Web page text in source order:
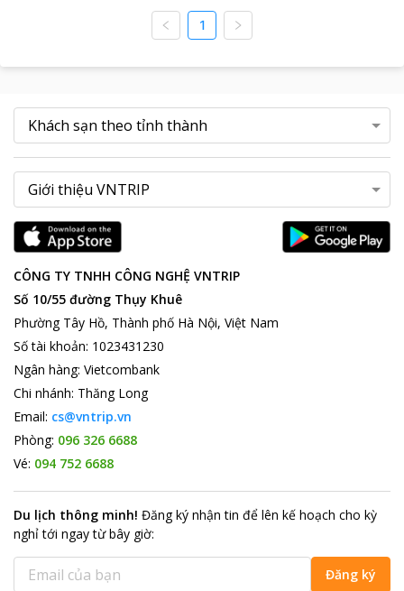
1
CÔNG TY TNHH CÔNG NGHỆ VNTRIP
Số 10/55 đường Thụy Khuê
Phường Tây Hồ, Thành phố Hà Nội, Việt Nam
Số tài khoản: 1023431230
Ngân hàng: Vietcombank
Chi nhánh: Thăng Long
Email: cs@vntrip.vn
Phòng: 096 326 6688
Vé: 094 752 6688
Du lịch thông minh! Đăng ký nhận tin để lên kế hoạch cho kỳ
nghỉ tới ngay từ bây giờ:
Đăng ký